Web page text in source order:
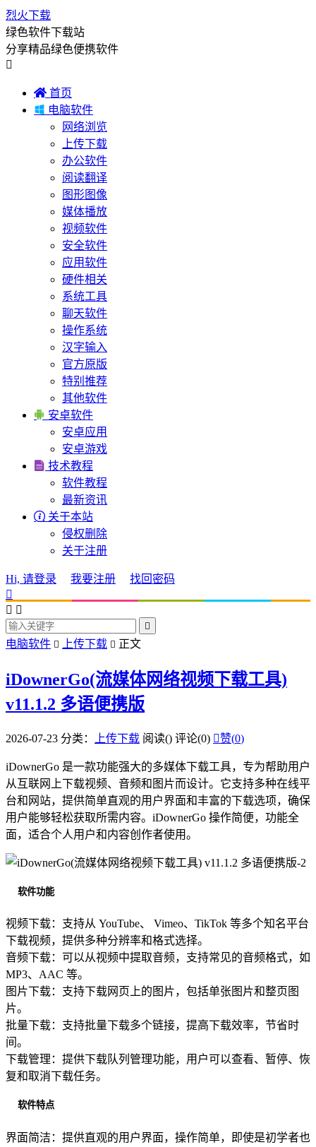
烈火下载
绿色软件下载站
分享精品绿色便携软件

 首页
 电脑软件
网络浏览
上传下载
办公软件
阅读翻译
图形图像
媒体播放
视频软件
安全软件
应用软件
硬件相关
系统工具
聊天软件
操作系统
汉字输入
官方原版
特别推荐
其他软件
 安卓软件
安卓应用
安卓游戏
 技术教程
软件教程
最新资讯
 关于本站
侵权删除
关于注册
Hi, 请登录 我要注册
找回密码

 

电脑软件  上传下载  正文
iDownerGo(流媒体网络视频下载工具)
v11.1.2 多语便携版
2026-07-23 分类： 上传下载 阅读() 评论(0) 赞(0)
iDownerGo 是一款功能强大的多媒体下载工具，专为帮助用户
从互联网上下载视频、音频和图片而设计。它支持多种在线平
台和网站，提供简单直观的用户界面和丰富的下载选项，确保
用户能够轻松获取所需内容。iDownerGo 操作简便，功能全
面，适合个人用户和内容创作者使用。
软件功能
视频下载：支持从 YouTube、 Vimeo、TikTok 等多个知名平台
下载视频，提供多种分辨率和格式选择。
音频下载：可以从视频中提取音频，支持常见的音频格式，如
MP3、AAC 等。
图片下载：支持下载网页上的图片，包括单张图片和整页图
片。
批量下载：支持批量下载多个链接，提高下载效率，节省时
间。
下载管理：提供下载队列管理功能，用户可以查看、暂停、恢
复和取消下载任务。
软件特点
界面简洁：提供直观的用户界面，操作简单，即使是初学者也